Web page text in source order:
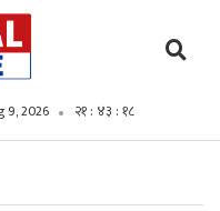
9, 2026 २१ : ४३ : १९